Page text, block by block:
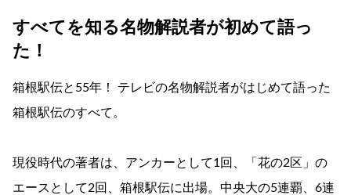
すべてを知る名物解説者が初めて語っ
た！
箱根駅伝と55年！ テレビの名物解説者がはじめて語った
箱根駅伝のすべて。
現役時代の著者は、アンカーとして1回、「花の2区」の
エースとして2回、箱根駅伝に出場。中央大の5連覇、6連